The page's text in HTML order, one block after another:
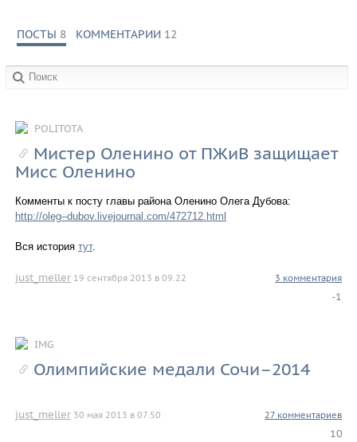
ПОСТЫ 8 КОММЕНТАРИИ 12
POLITOTA
Мистер Оленино от ПЖиВ защищает
Мисс Оленино
Комменты к посту главы района Оленино Олега Дубова:
http://oleg–dubov.livejournal.com/472712.html
Вся история тут.
just_meller 19 сентября 2013 в 09.22 3 комментария
-1
IMG
Олимпийские медали Сочи–2014
just_meller 30 мая 2013 в 07.50 27 комментариев
10